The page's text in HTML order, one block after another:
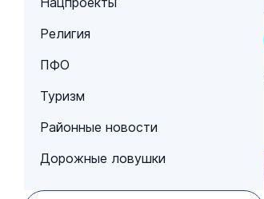
Религия
ПФО
Туризм
Районные новости
Дорожные ловушки